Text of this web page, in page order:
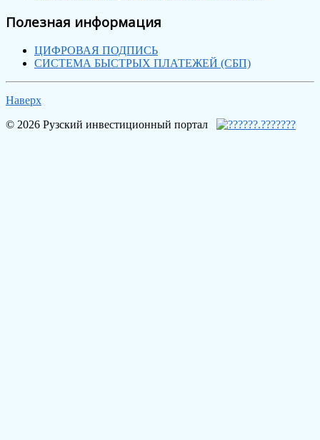
Полезная информация
ЦИФРОВАЯ ПОДПИСЬ
СИСТЕМА БЫСТРЫХ ПЛАТЕЖЕЙ (СБП)
Наверх
© 2026 Рузский инвестиционный портал